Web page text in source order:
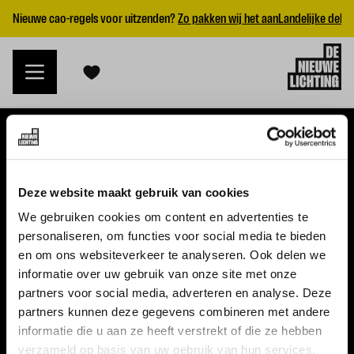
Deze website maakt gebruik van cookies
We gebruiken cookies om content en advertenties te
personaliseren, om functies voor social media te bieden
en om ons websiteverkeer te analyseren. Ook delen we
informatie over uw gebruik van onze site met onze
partners voor social media, adverteren en analyse. Deze
partners kunnen deze gegevens combineren met andere
informatie die u aan ze heeft verstrekt of die ze hebben
verzameld op basis van uw gebruik van hun services.
Nieuwe cao-regels voor uitzenden?Zo pakken wij het aanLandelijke
WERKGEVERS
Nieuwe cao uitzenden 2026
Vraag een offerte aan
VACATURES
Alle vacatures
Topvacatures